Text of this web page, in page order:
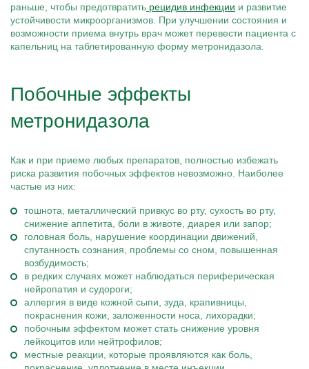
раньше, чтобы предотвратить рецидив инфекции и развитие
устойчивости микроорганизмов. При улучшении состояния и
возможности приема внутрь врач может перевести пациента с
капельниц на таблетированную форму метронидазола.
Побочные эффекты
метронидазола
Как и при приеме любых препаратов, полностью избежать
риска развития побочных эффектов невозможно. Наиболее
частые из них:
тошнота, металлический привкус во рту, сухость во рту,
снижение аппетита, боли в животе, диарея или запор;
головная боль, нарушение координации движений,
спутанность сознания, проблемы со сном, повышенная
возбудимость;
в редких случаях может наблюдаться периферическая
нейропатия и судороги;
аллергия в виде кожной сыпи, зуда, крапивницы,
покраснения кожи, заложенности носа, лихорадки;
побочным эффектом может стать снижение уровня
лейкоцитов или нейтрофилов;
местные реакции, которые проявляются как боль,